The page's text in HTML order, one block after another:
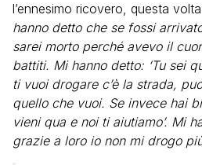
l’ennesimo ricovero, questa
hanno detto che se fossi
sarei morto perché avevo il
battiti. Mi hanno detto: ‘Tu sei
ti vuoi drogare c’è la strada,
quello che vuoi. Se invece hai
vieni qua e noi ti aiutiamo’. Mi
grazie a loro io non mi drogo